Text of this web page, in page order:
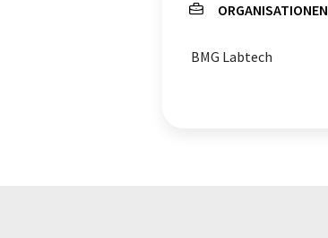
ORGANISATIONEN
BMG Labtech